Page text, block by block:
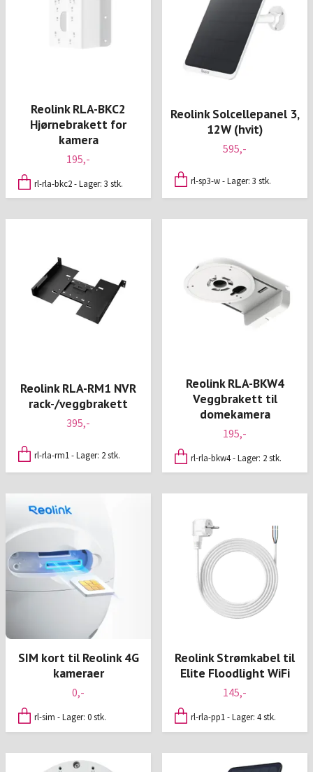
Reolink RLA-BKC2
Hjørnebrakett for
kamera
195,-
rl-rla-bkc2 - Lager: 3 stk.
Reolink Solcellepanel 3,
12W (hvit)
595,-
rl-sp3-w - Lager: 3 stk.
Reolink RLA-RM1 NVR
rack-/veggbrakett
395,-
rl-rla-rm1 - Lager: 2 stk.
Reolink RLA-BKW4
Veggbrakett til
domekamera
195,-
rl-rla-bkw4 - Lager: 2 stk.
SIM kort til Reolink 4G
kameraer
0,-
rl-sim - Lager: 0 stk.
Reolink Strømkabel til
Elite Floodlight WiFi
145,-
rl-rla-pp1 - Lager: 4 stk.